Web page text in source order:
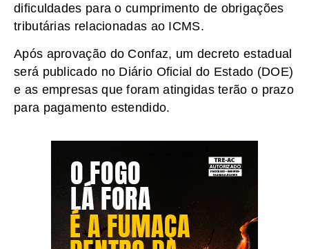
dificuldades para o cumprimento de obrigações
tributárias relacionadas ao ICMS.
Após aprovação do Confaz, um decreto estadual
será publicado no Diário Oficial do Estado (DOE)
e as empresas que foram atingidas terão o prazo
para pagamento estendido.